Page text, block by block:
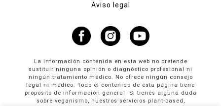
Aviso legal
La información contenida en esta web no pretende
sustituir ninguna opinión o diagnóstico profesional ni
ningún tratamiento médico. No ofrece ningún consejo
legal ni médico. Todo el contenido de esta página tiene
propósito de información general. Si tienes alguna duda
sobre veganismo, nuestros servicios plant-based,